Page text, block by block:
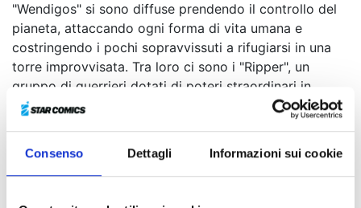
Consenso Dettagli Informazioni sui cookie
"Wendigos" si sono diffuse prendendo il controllo del
pianeta, attaccando ogni forma di vita umana e
costringendo i pochi sopravvissuti a rifugiarsi in una
torre improvvisata. Tra loro ci sono i "Ripper", un
gruppo di guerrieri dotati di poteri straordinari in
grado di fronteggiare i Wendigos. Durante una
missione di ricognizione, una unità di Ripper si imbatte
forza sovrumana che sembra essersi adattato al nuovo
strana maschera dalla provenienza misteriosa…